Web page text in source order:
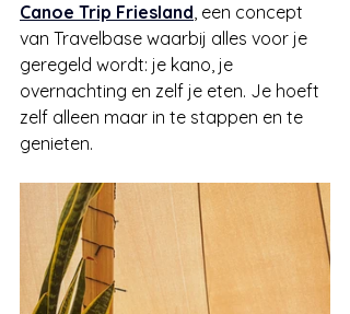
Canoe Trip Friesland, een concept
van Travelbase waarbij alles voor je
geregeld wordt: je kano, je
overnachting en zelf je eten. Je hoeft
zelf alleen maar in te stappen en te
genieten.